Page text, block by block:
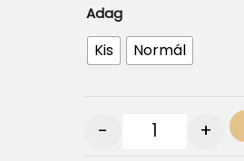
Adag
Kis Normál
- +